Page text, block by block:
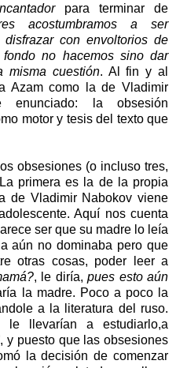
para terminar de
acostumbramos a ser
con envoltorios de
no hacemos sino dar
misma cuestión. Al fin y al
Azam como la de Vladimir
enunciado: la obsesión
motor y tesis del texto que
obsesiones (o incluso tres,
primera es la de la propia
de Vladimir Nabokov viene
Aquí nos cuenta
ser que su madre lo leía
aún no dominaba pero que
otras cosas, poder leer a
, le diría, pues esto aún
la madre. Poco a poco la
a la literatura del ruso.
le llevarían a estudiarlo,a
y puesto que las obsesiones
la decisión de comenzar